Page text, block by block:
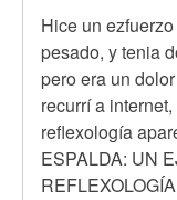
Hice un
pesado, y tenia
pero era un
recurrí a
reflexología
ESPALDA: UN